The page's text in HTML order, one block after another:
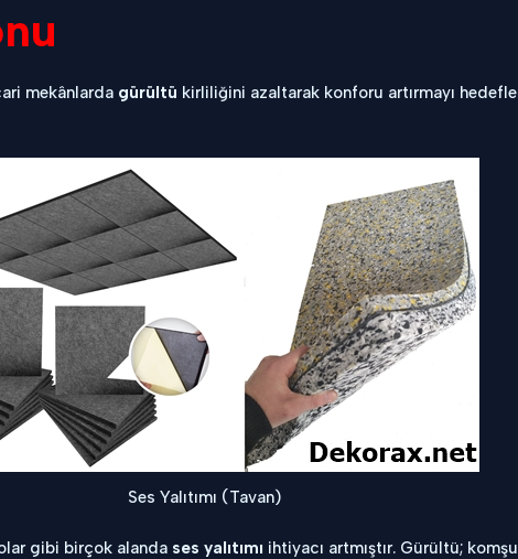
mekânlarda gürültü kirliliğini azaltarak konforu artırmayı
Ses Yalıtımı (Tavan)
gibi birçok alanda ses yalıtımı ihtiyacı artmıştır. Gürültü;